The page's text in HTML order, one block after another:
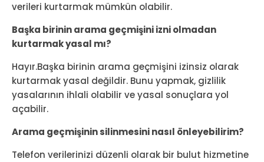
verileri kurtarmak mümkün olabilir.
Başka birinin arama geçmişini izni olmadan
kurtarmak yasal mı?
Hayır.Başka birinin arama geçmişini izinsiz olarak
kurtarmak yasal değildir. Bunu yapmak, gizlilik
yasalarının ihlali olabilir ve yasal sonuçlara yol
açabilir.
Arama geçmişinin silinmesini nasıl önleyebilirim?
Telefon verilerinizi düzenli olarak bir bulut hizmetine